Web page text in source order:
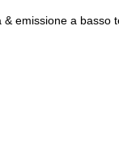
& emissione a basso